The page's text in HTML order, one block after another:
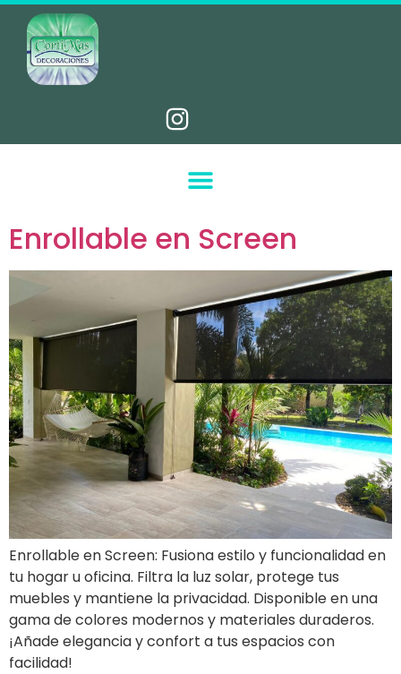
Enrollable en Screen
Enrollable en Screen: Fusiona estilo y funcionalidad en
tu hogar u oficina. Filtra la luz solar, protege tus
muebles y mantiene la privacidad. Disponible en una
gama de colores modernos y materiales duraderos.
¡Añade elegancia y confort a tus espacios con
facilidad!